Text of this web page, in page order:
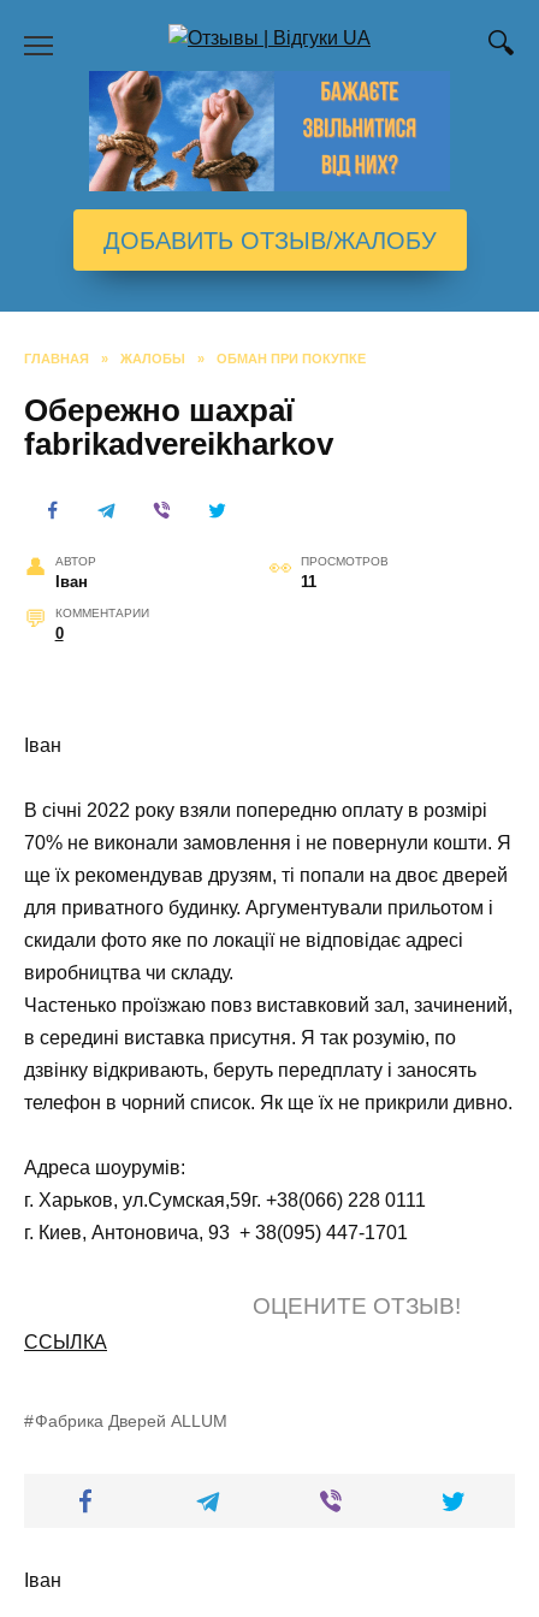
содержанию
ДОБАВИТЬ ОТЗЫВ/ЖАЛОБУ
ГЛАВНАЯ » ЖАЛОБЫ » ОБМАН ПРИ ПОКУПКЕ
Обережно шахраї
fabrikadvereikharkov
АВТОР
Іван
ПРОСМОТРОВ
11
КОММЕНТАРИИ
0
Іван
В січні 2022 року взяли попередню оплату в розмірі
70% не виконали замовлення і не повернули кошти. Я
ще їх рекомендував друзям, ті попали на двоє дверей
для приватного будинку. Аргументували прильотом і
скидали фото яке по локації не відповідає адресі
виробництва чи складу.
Частенько проїзжаю повз виставковий зал, зачинений,
в середині виставка присутня. Я так розумію, по
дзвінку відкривають, беруть передплату і заносять
телефон в чорний список. Як ще їх не прикрили дивно.
Адреса шоурумів:
г. Харьков, ул.Сумская,59г. +38(066) 228 0111
г. Киев, Антоновича, 93 + 38(095) 447-1701
ОЦЕНИТЕ ОТЗЫВ!
ССЫЛКА
Фабрика Дверей ALLUM
Іван